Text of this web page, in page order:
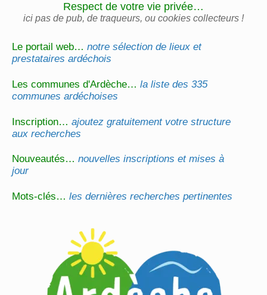
Le portail web…notre sélection de lieux et
prestataires ardéchois
Les communes d'Ardèche…la liste des 335
communes ardéchoises
Inscription…ajoutez gratuitement votre structure
aux recherches
Nouveautés…nouvelles inscriptions et mises à
jour
Mots-clés…les dernières recherches pertinentes
Respect de votre vie privée…
ici pas de pub, de traqueurs, ou cookies collecteurs !